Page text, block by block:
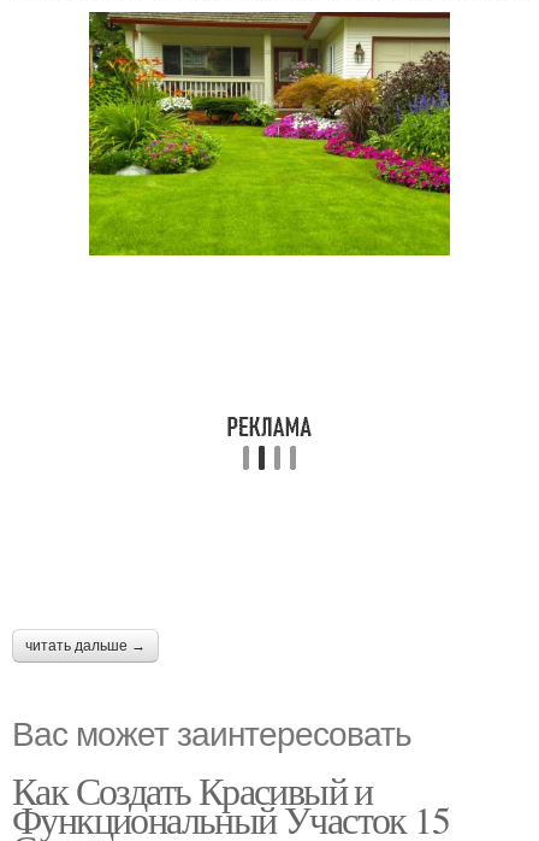
читать дальше →
Вас может заинтересовать
Как Создать Красивый и
Функциональный Участок 15